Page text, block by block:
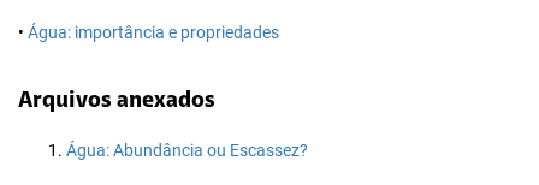
• Água: importância e propriedades
Arquivos anexados
Água: Abundância ou Escassez?